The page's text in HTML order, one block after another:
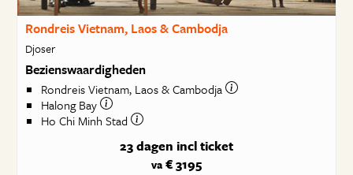
Rondreis Vietnam, Laos & Cambodja
Djoser
Bezienswaardigheden
Rondreis Vietnam, Laos & Cambodja
Halong Bay
Ho Chi Minh Stad
23 dagen incl ticket
va € 3195